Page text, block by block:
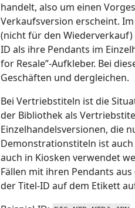
handelt, also um einen
Verkaufsversion erscheint.
(nicht für den
ID als ihre Pendants im
for Resale”-Aufkleber. Bei
Geschäften und dergleichen.
Bei Vertriebstiteln ist die
der Bibliothek als
Einzelhandelsversionen, die
Demonstrationstiteln ist auch
auch in Kiosken verwendet
Fällen mit ihren Pendants
der Titel-ID auf dem Etikett